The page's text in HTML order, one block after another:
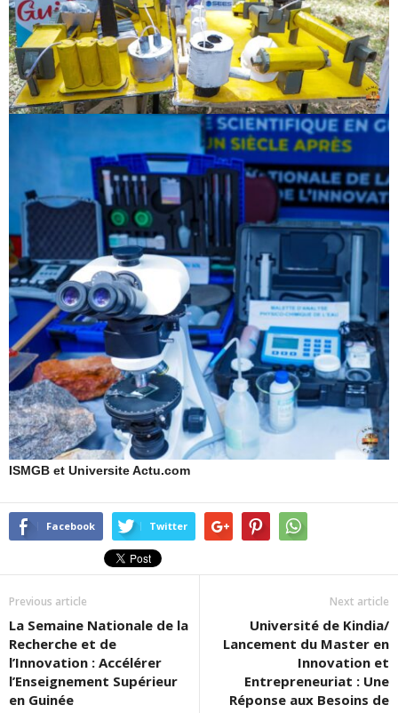
ISMGB et Universite Actu.com
Facebook Twitter
Previous article
La Semaine Nationale de la
Recherche et de
l’Innovation : Accélérer
l’Enseignement Supérieur
en Guinée
Next article
Université de Kindia/
Lancement du Master en
Innovation et
Entrepreneuriat : Une
Réponse aux Besoins de